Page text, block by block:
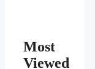
Most
Viewed